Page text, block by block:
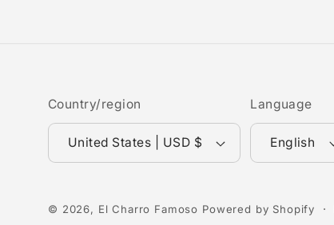
Country/region
United States | USD $
Language
English
© 2026, El Charro Famoso Powered by Shopify